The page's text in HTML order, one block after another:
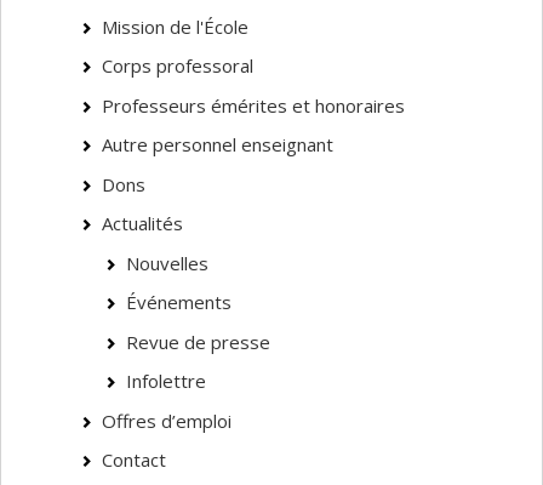
Mission de l'École
Corps professoral
Professeurs émérites et honoraires
Autre personnel enseignant
Dons
Actualités
Nouvelles
Événements
Revue de presse
Infolettre
Offres d’emploi
Contact